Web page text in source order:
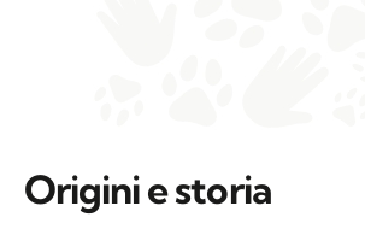
Origini e storia